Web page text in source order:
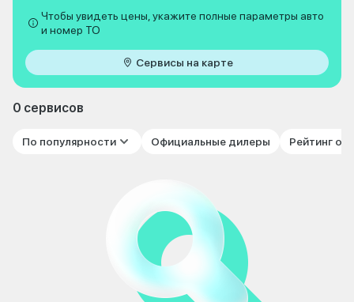
Чтобы увидеть цены, укажите полные параметры авто
и номер ТО
Сервисы на карте
0 сервисов
По популярности Официальные дилеры Рейтинг